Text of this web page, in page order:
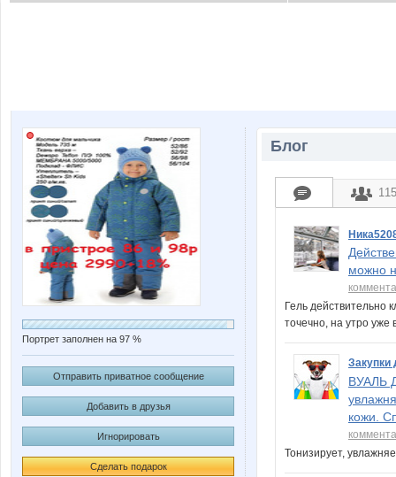
Портрет заполнен на 97 %
Отправить приватное сообщение
Добавить в друзья
Игнорировать
Сделать подарок
Блог
можно
Гель действительно
точечно, на утро
Закупки
ВУАЛЬ
кожи.
Тонизирует,